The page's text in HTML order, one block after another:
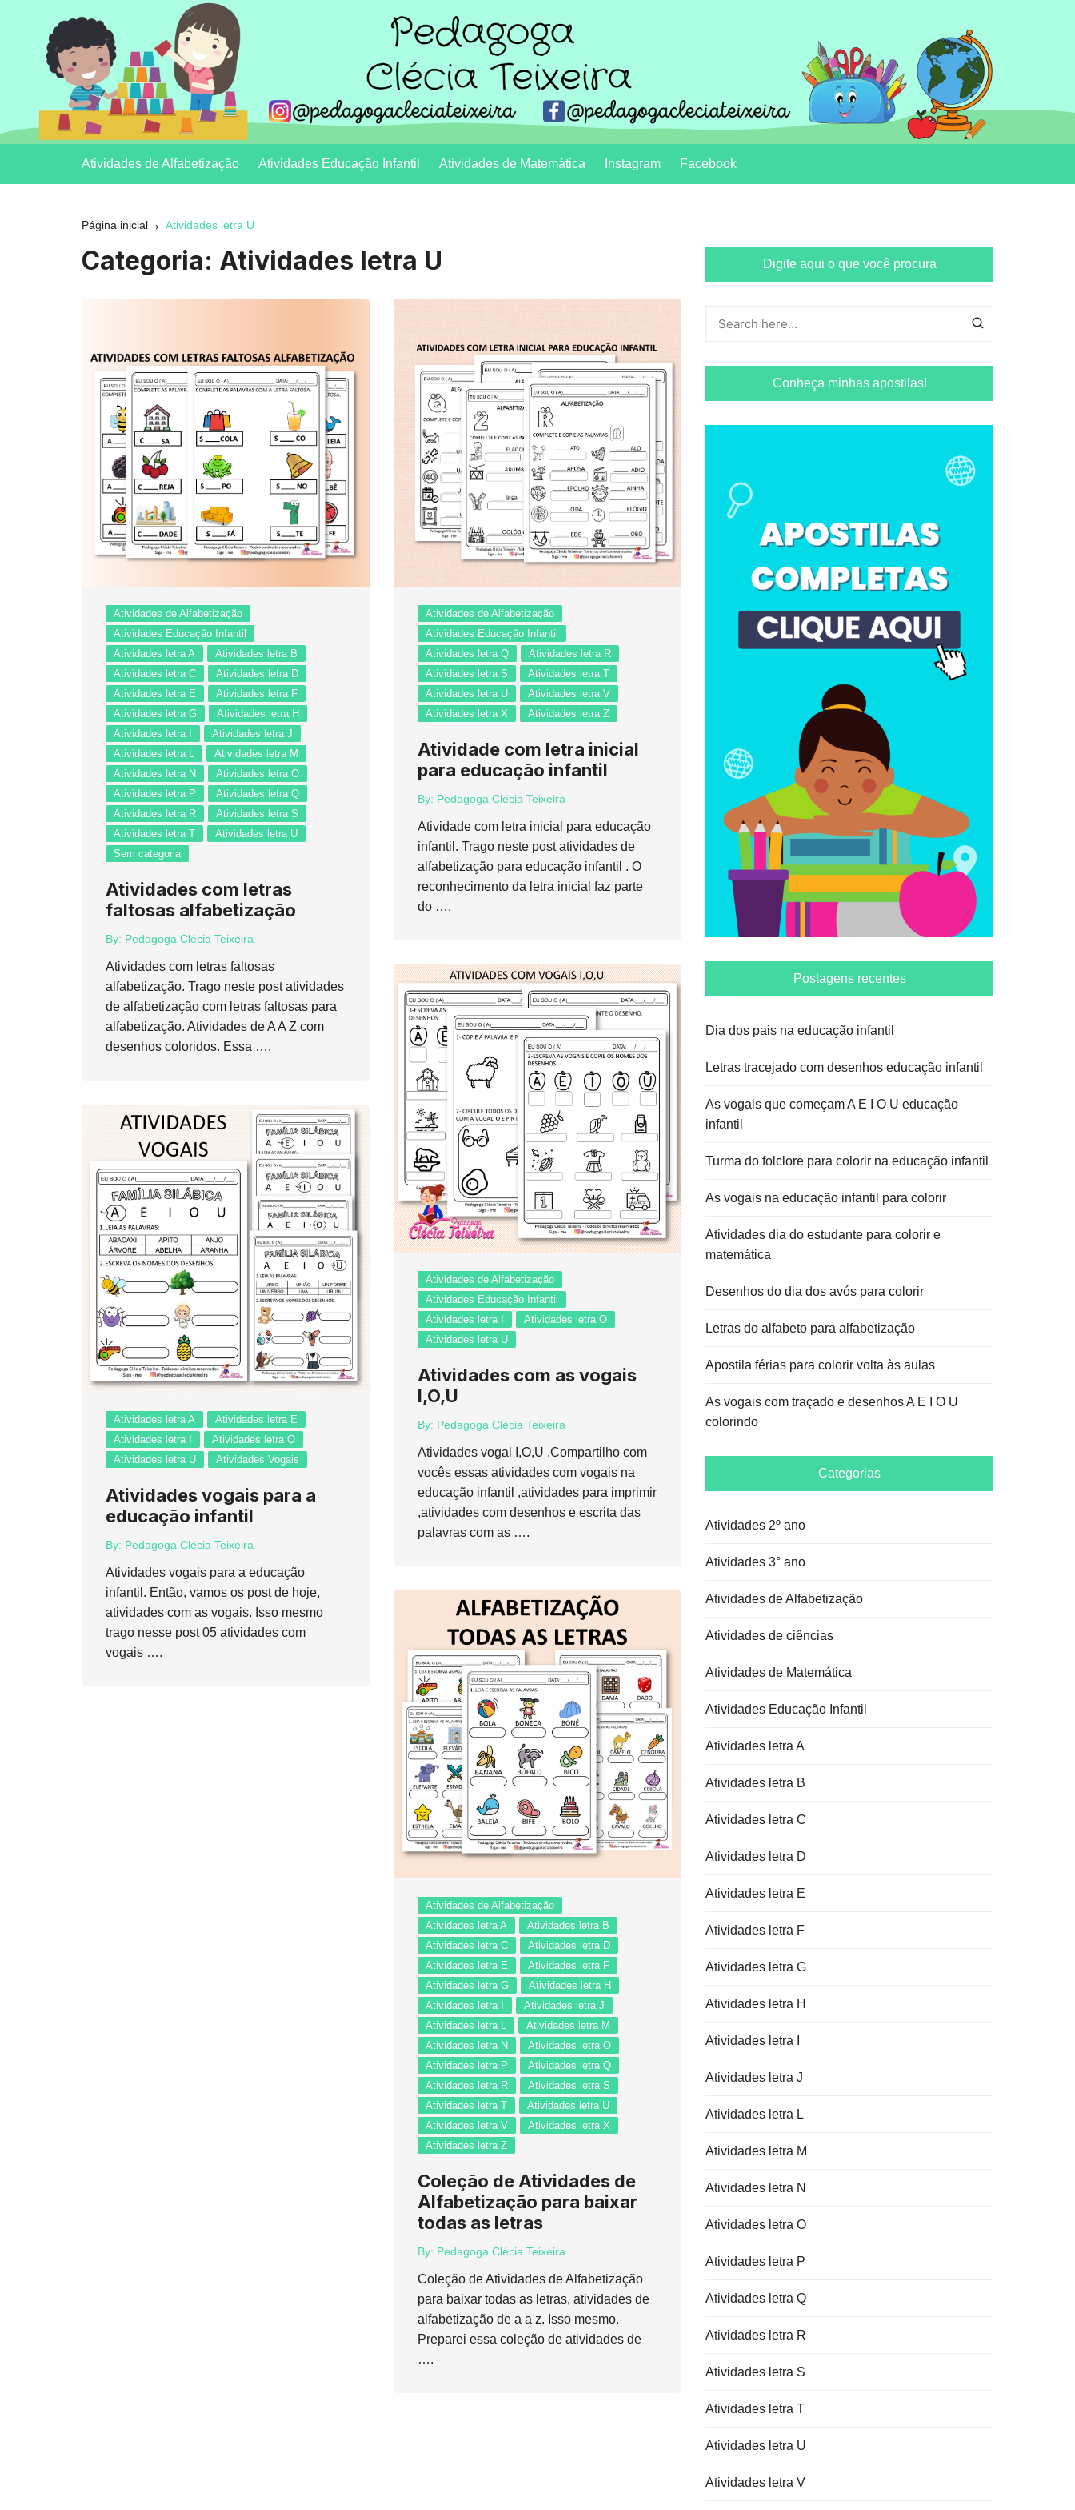
conteúdo
Clécia Teixeira
educação
Atividades de Alfabetização Atividades Educação Infantil Atividades de Matemática Instagram Facebook
Página inicial Atividades letra U
Categoria: Atividades letra U
Atividades de Alfabetização
Atividades Educação Infantil
Atividades letra A
Atividades letra B
Atividades letra C
Atividades letra D
Atividades letra E
Atividades letra F
Atividades letra G
Atividades letra H
Atividades letra I
Atividades letra J
Atividades letra L
Atividades letra M
Atividades letra N
Atividades letra O
Atividades letra P
Atividades letra Q
Atividades letra R
Atividades letra S
Atividades letra T
Atividades letra U
Sem categoria
Atividades com letras
faltosas alfabetização
By: Pedagoga Clécia Teixeira
Atividades com letras faltosas
alfabetização. Trago neste post atividades
de alfabetização com letras faltosas para
alfabetização. Atividades de A A Z com
desenhos coloridos. Essa ….
Atividades de Alfabetização
Atividades Educação Infantil
Atividades letra Q
Atividades letra R
Atividades letra S
Atividades letra T
Atividades letra U
Atividades letra V
Atividades letra X
Atividades letra Z
Atividade com letra inicial
para educação infantil
By: Pedagoga Clécia Teixeira
Atividade com letra inicial para educação
infantil. Trago neste post atividades de
alfabetização para educação infantil . O
reconhecimento da letra inicial faz parte
do ….
Atividades de Alfabetização
Atividades Educação Infantil
Atividades letra I
Atividades letra O
Atividades letra U
Atividades com as vogais
I,O,U
By: Pedagoga Clécia Teixeira
Atividades vogal I,O,U .Compartilho com
vocês essas atividades com vogais na
educação infantil ,atividades para imprimir
,atividades com desenhos e escrita das
palavras com as ….
Atividades letra A
Atividades letra E
Atividades letra I
Atividades letra O
Atividades letra U
Atividades Vogais
Atividades vogais para a
educação infantil
By: Pedagoga Clécia Teixeira
Atividades vogais para a educação
infantil. Então, vamos os post de hoje,
atividades com as vogais. Isso mesmo
trago nesse post 05 atividades com
vogais ….
Atividades de Alfabetização
Atividades letra A
Atividades letra B
Atividades letra C
Atividades letra D
Atividades letra E
Atividades letra F
Atividades letra G
Atividades letra H
Atividades letra I
Atividades letra J
Atividades letra L
Atividades letra M
Atividades letra N
Atividades letra O
Atividades letra P
Atividades letra Q
Atividades letra R
Atividades letra S
Atividades letra T
Atividades letra U
Atividades letra V
Atividades letra X
Atividades letra Z
Coleção de Atividades de
Alfabetização para baixar
todas as letras
By: Pedagoga Clécia Teixeira
Coleção de Atividades de Alfabetização
para baixar todas as letras, atividades de
alfabetização de a a z. Isso mesmo.
Preparei essa coleção de atividades de
….
Digite aqui o que você procura
Conheça minhas apostilas!
Postagens recentes
Dia dos pais na educação infantil
Letras tracejado com desenhos educação infantil
As vogais que começam A E I O U educação
infantil
Turma do folclore para colorir na educação infantil
As vogais na educação infantil para colorir
Atividades dia do estudante para colorir e
matemática
Desenhos do dia dos avós para colorir
Letras do alfabeto para alfabetização
Apostila férias para colorir volta às aulas
As vogais com traçado e desenhos A E I O U
colorindo
Categorias
Atividades 2º ano
Atividades 3° ano
Atividades de Alfabetização
Atividades de ciências
Atividades de Matemática
Atividades Educação Infantil
Atividades letra A
Atividades letra B
Atividades letra C
Atividades letra D
Atividades letra E
Atividades letra F
Atividades letra G
Atividades letra H
Atividades letra I
Atividades letra J
Atividades letra L
Atividades letra M
Atividades letra N
Atividades letra O
Atividades letra P
Atividades letra Q
Atividades letra R
Atividades letra S
Atividades letra T
Atividades letra U
Atividades letra V